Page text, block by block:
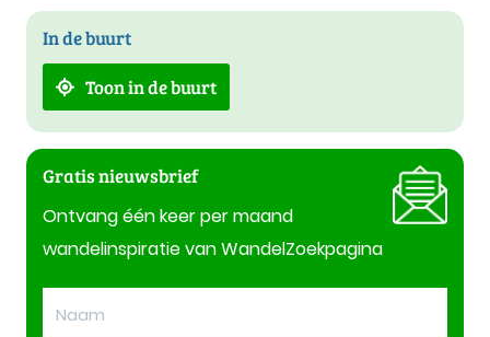
In de buurt
Toon in de buurt
Gratis nieuwsbrief
Ontvang één keer per maand
wandelinspiratie van WandelZoekpagina